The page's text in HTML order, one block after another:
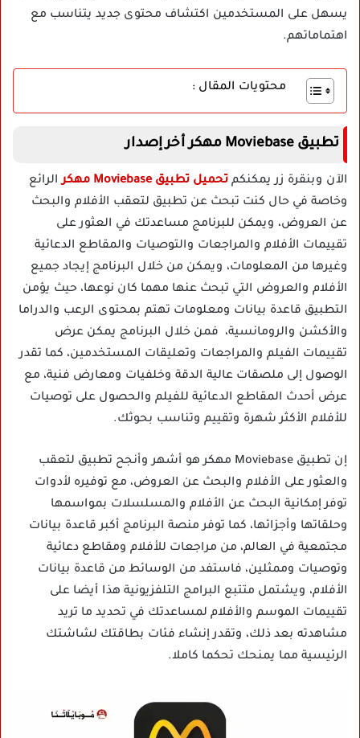
يسهل على المستخدمين اكتشاف محتوى جديد يتناسب مع
اهتماماتهم.
محتويات المقال :
تطبيق Moviebase مهكر أخر إصدار
الآن وبنقرة زر يمكنكم تحميل تطبيق Moviebase مهكر
الرائع
وخاصة في حال كنت تبحث عن تطبيق لتعقب الأفلام والبحث
عن العروض، ويمكن للبرنامج مساعدتك في العثور على
تقييمات الأفلام والمراجعات والتوصيات والمقاطع الدعائية
وغيرها من المعلومات، ويمكن من خلال البرنامج إيجاد جميع
الأفلام والعروض التي تبحث عنها مهما كان نوعها، حيث يؤمن
التطبيق قاعدة بيانات ومعلومات تهتم بمحتوى الرعب والدراما
والأكشن والرومانسية، فمن خلال البرنامج يمكن عرض
تقييمات الفيلم والمراجعات وتعليقات المستخدمين، كما تقدر
الوصول إلى ملصقات عالية الدقة وخلفيات ومعارض فنية، مع
عرض أحدث المقاطع الدعائية للفيلم والحصول على توصيات
للأفلام الأكثر شهرة وتقييم وتناسب بحوثك.
إن تطبيق Moviebase مهكر هو أشهر وأنجح تطبيق لتعقب
والعثور على الأفلام والبحث عن العروض، مع توفيره لأدوات
توفر إمكانية البحث عن الأفلام والمسلسلات بمواسمها
وحلقاتها وأجزائها، كما توفر منصة البرنامج أكبر قاعدة بيانات
مجتمعية في العالم، من مراجعات للأفلام ومقاطع دعائية
وتوصيات وممثلين، فاستفد من الوسائط من قاعدة بيانات
الأفلام، ويشتمل متتبع البرامج التلفزيونية هذا أيضا على
تقييمات الموسم والأفلام لمساعدتك في تحديد ما تريد
مشاهدته بعد ذلك، وتقدر إنشاء فئات بطاقتك لشاشتك
الرئيسية مما يمنحك تحكما كاملا.